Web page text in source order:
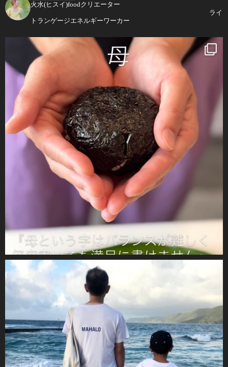
火水(ヒスイ)foodクリエーター
ライ
トランゲージエネルギーワーカー